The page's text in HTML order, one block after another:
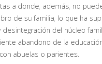
a donde, además, no
de su familia, lo que ha
del núcleo
abandono de la
abuelas o parientes.